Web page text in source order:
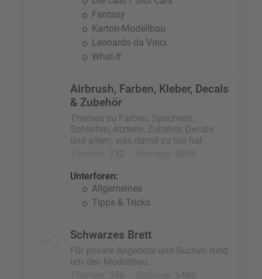
Fantasy
Karton-Modellbau
Leonardo da Vinci
What-If
Airbrush, Farben, Kleber, Decals
& Zubehör
Themen zu Farben, Spachteln,
Schleifen, Ätzteile, Zubehör, Decals
und allem, was damit zu tun hat
Unterforen:
Allgemeines
Tipps & Tricks
Schwarzes Brett
Für private Angebote und Suchen rund
um den Modellbau.